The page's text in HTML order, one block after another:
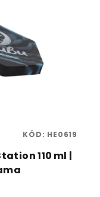
110 ml |
KÓD: HE0619